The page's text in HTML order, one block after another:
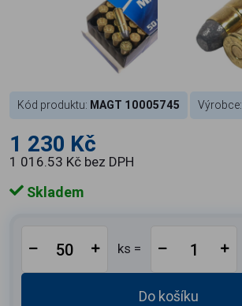
Kód produktu: MAGT 10005745 Výrobce:
1 230 Kč
1 016.53 Kč bez DPH
Skladem
ks =
Do košíku